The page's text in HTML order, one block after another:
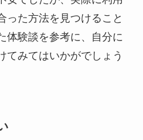
った方法を見つけること
体験談を参考に、自分に
てみてはいかがでしょう